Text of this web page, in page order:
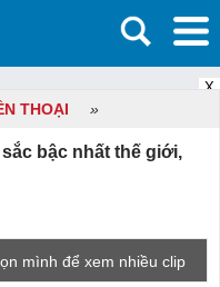
X
THOẠI »
bậc nhất thế giới,
mình để xem nhiều clip